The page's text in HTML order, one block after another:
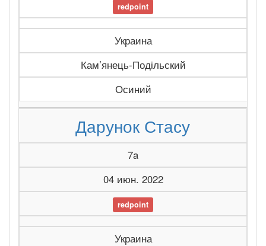
redpoint
Украина
Камʼянець-Подільский
Осиний
Дарунок Стасу
7a
04 июн. 2022
redpoint
Украина